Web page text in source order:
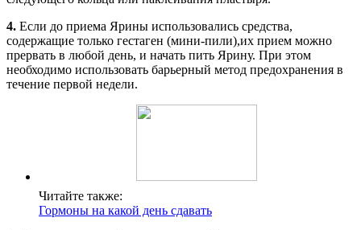
4. Если до приема Ярины использовались средства,
содержащие только гестаген (мини-пили),их прием можно
прервать в любой день, и начать пить Ярину. При этом
необходимо использовать барьерный метод предохранения в
течение первой недели.
Читайте также:
Гормоны на какой день сдавать